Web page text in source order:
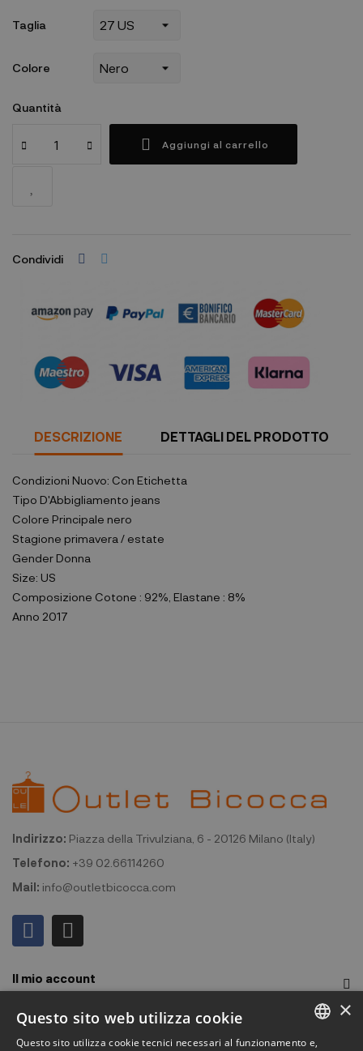
Taglia
Colore
Quantità
Aggiungi al carrello
Condividi
DESCRIZIONE DETTAGLI DEL PRODOTTO
Condizioni Nuovo: Con Etichetta
Tipo D'Abbigliamento jeans
Colore Principale nero
Stagione primavera / estate
Gender Donna
Size: US
Composizione Cotone : 92%, Elastane : 8%
Anno 2017
Indirizzo: Piazza della Trivulziana, 6 - 20126 Milano (Italy)
Telefono: +39 02.66114260
Mail: info@outletbicocca.com
Il mio account
Outlet Bicocca
Iscriviti alla Newsletter
×
Questo sito web utilizza cookie
Questo sito utilizza cookie tecnici necessari al funzionamento e,